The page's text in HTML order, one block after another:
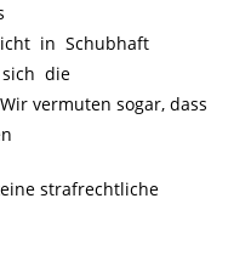
in Schubhaft
die
vermuten sogar, dass
strafrechtliche